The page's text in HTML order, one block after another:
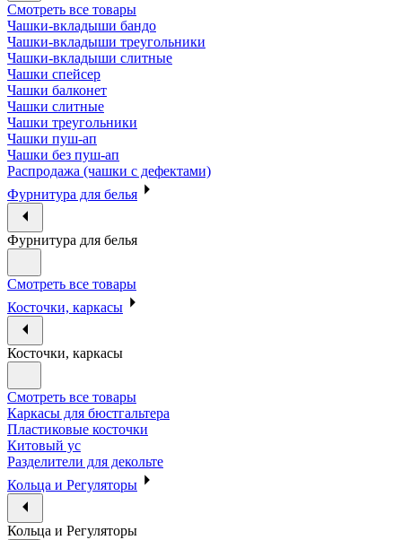
Смотреть все товары
Чашки-вкладыши бандо
Чашки-вкладыши треугольники
Чашки-вкладыши слитные
Чашки спейсер
Чашки балконет
Чашки слитные
Чашки треугольники
Чашки пуш-ап
Чашки без пуш-ап
Распродажа (чашки с дефектами)
Фурнитура для белья
Фурнитура для белья
Смотреть все товары
Косточки, каркасы
Косточки, каркасы
Смотреть все товары
Каркасы для бюстгальтера
Пластиковые косточки
Китовый ус
Разделители для декольте
Кольца и Регуляторы
Кольца и Регуляторы